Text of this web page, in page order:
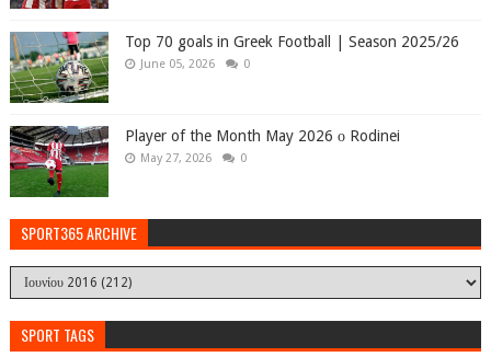
Top 70 goals in Greek Football | Season 2025/26
June 05, 2026 0
Player of the Month May 2026 ο Rodinei
May 27, 2026 0
SPORT365 ARCHIVE
SPORT TAGS